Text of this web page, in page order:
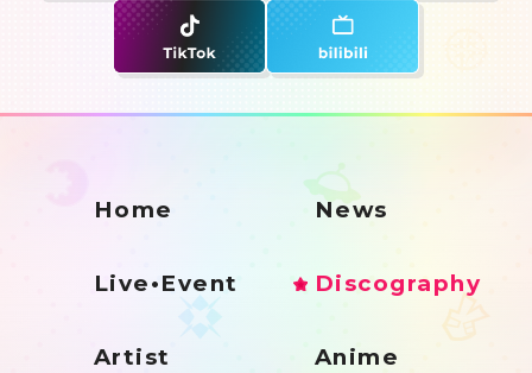
Home News
Live•Event Discography
Artist Anime